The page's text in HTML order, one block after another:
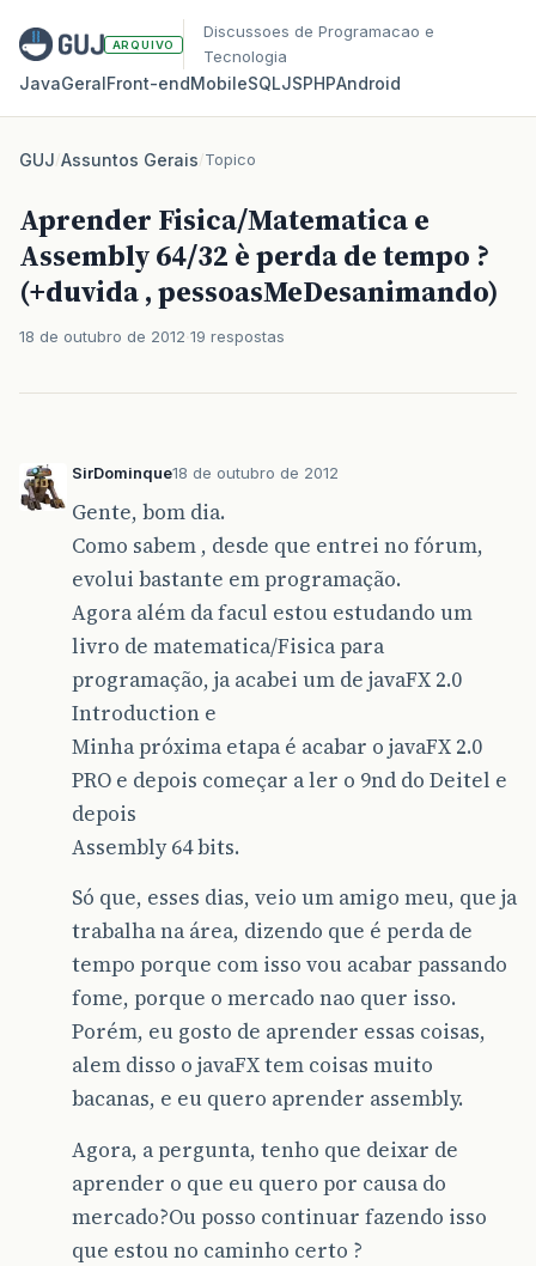
ARQUIVO
Discussoes de Programacao e
Tecnologia
JavaGeralFront‑endMobileSQLJSPHPAndroid
GUJ/Assuntos Gerais/Topico
Aprender Fisica/Matematica e
Assembly 64/32 è perda de tempo ?
(+duvida , pessoasMeDesanimando)
18 de outubro de 2012 19 respostas
SirDominque18 de outubro de 2012
Gente, bom dia.
Como sabem , desde que entrei no fórum,
evolui bastante em programação.
Agora além da facul estou estudando um
livro de matematica/Fisica para
programação, ja acabei um de javaFX 2.0
Introduction e
Minha próxima etapa é acabar o javaFX 2.0
PRO e depois começar a ler o 9nd do Deitel e
depois
Assembly 64 bits.
Só que, esses dias, veio um amigo meu, que ja
trabalha na área, dizendo que é perda de
tempo porque com isso vou acabar passando
fome, porque o mercado nao quer isso.
Porém, eu gosto de aprender essas coisas,
alem disso o javaFX tem coisas muito
bacanas, e eu quero aprender assembly.
Agora, a pergunta, tenho que deixar de
aprender o que eu quero por causa do
mercado?Ou posso continuar fazendo isso
que estou no caminho certo ?